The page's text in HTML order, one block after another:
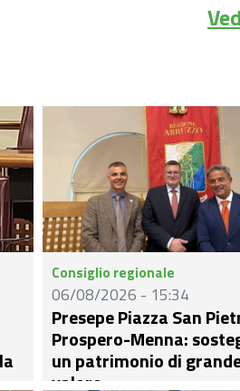
Consiglio regionale
06/08/2026 - 15:34
Presepe Piazza San
Prospero-Menna:
un patrimonio di
valore